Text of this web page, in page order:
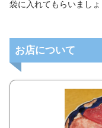
袋に入れてもらいましょ
お店について